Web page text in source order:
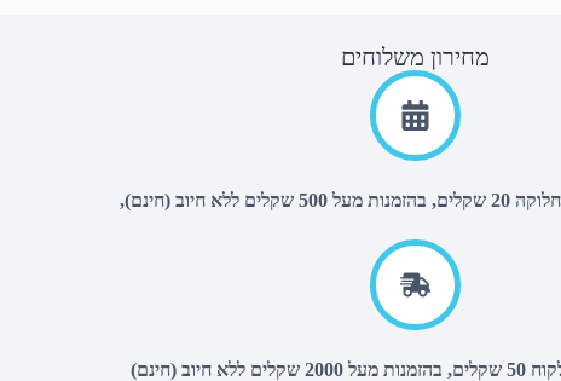
מחירון משלוחים
ללא חיוב (חינם),
(חינם)